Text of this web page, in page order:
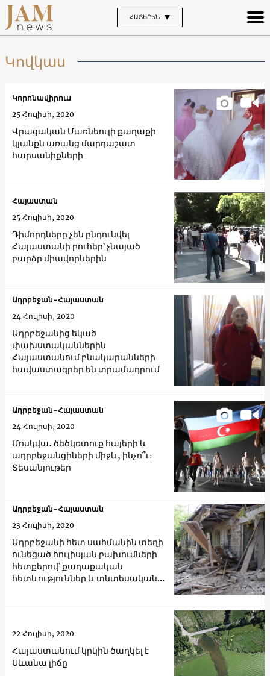
ՀԱՅԵՐԵՆ
Կովկաս
Վրացական Մառնեուլի քաղաքի
կյանքն առանց մարդաշատ
հարսանիքների
Կորոնավիրուս
25 Հուլիսի, 2020
Դիմորդները չեն ընդունվել
Հայաստանի բուհեր՝ չնայած
բարձր միավորներին
Հայաստան
25 Հուլիսի, 2020
Ադրբեջանից եկած
փախստականներին
Հայաստանում բնակարանների
հավաստագրեր են տրամադրում
Ադրբեջան-Հայաստան
24 Հուլիսի, 2020
Մոսկվա․ ծեծկռտուք հայերի և
ադրբեջանցիների միջև, ինչո՞ւ։
Տեսանյութեր
Ադրբեջան-Հայաստան
24 Հուլիսի, 2020
Ադրբեջանի հետ սահմանին տեղի
ունեցած հուլիսյան բախումների
հետքերով՝ քաղաքական
հետևություններ և տնտեսական
Ադրբեջան-Հայաստան
23 Հուլիսի, 2020
Հայաստանում կրկին ծաղկել է
Սևանա լիճը
22 Հուլիսի, 2020